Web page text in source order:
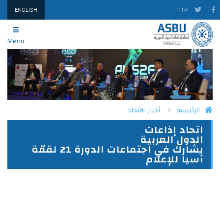
FTP
ENGLISH
Menu
الرئيسية
أخبار الاتحاد
اتحاد إذاعات
الدول العربية
يشارك في اجتماعات الدورة 21 لقمّة
آسيا للإعلام